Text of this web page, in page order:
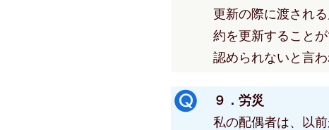
更新の際に渡され
約を更新すること
認められないと言
９．労災
私の配偶者は、以